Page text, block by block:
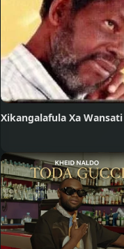
Xikangalafula Xa Wansati